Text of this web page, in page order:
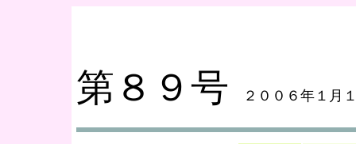
第８９号 ２００６年１月